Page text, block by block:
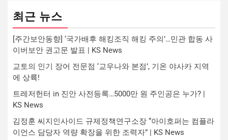
최근 뉴스
[주간보안동향] ‘국가배후 해킹조직 해킹 주의’…민관 합동 사
이버보안 권고문 발표 | KS News
교토의 인기 장어 전문점 ‘교우나와 본점’, 기온 야사카 지역
에 상륙!
트레저헌터 in 진안 사전등록…5000만 원 주인공은 누가? |
KS News
김정훈 씨지인사이드 규제정책연구소장 “아이호퍼는 컴플라
이언스 담당자 역량 확장을 위한 조력자” | KS News